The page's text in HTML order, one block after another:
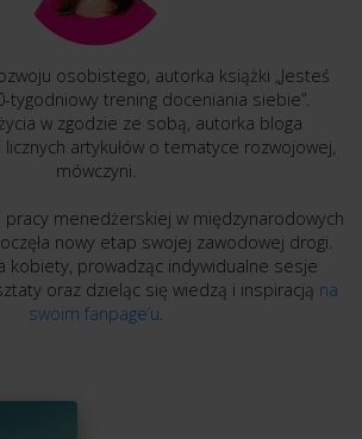
osobistego, autorka książki „Jesteś
tygodniowy trening doceniania siebie”.
w zgodzie ze sobą, autorka bloga
i licznych artykułów o tematyce rozwojowej,
mówczyni.
pracy menedżerskiej w międzynarodowych
nowy etap swojej zawodowej drogi.
kobiety, prowadząc indywidualne sesje
oraz dzieląc się wiedzą i inspiracją na
swoim fanpage’u.